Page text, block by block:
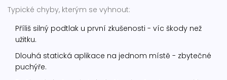
Typické chyby, kterým se vyhnout:
Příliš silný podtlak u první zkušenosti - víc škody než
užitku.
Dlouhá statická aplikace na jednom místě - zbytečné
puchýře.